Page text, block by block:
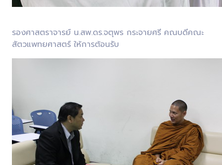
รองศาสตราจารย์ น.สพ.ดร.จตุพร กระจายศรี คณบดีคณะ
สัตวแพทยศาสตร์ ให้การต้อนรับ